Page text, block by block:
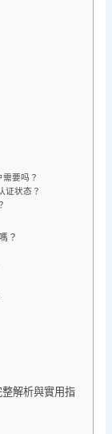
要吗？
证状态？
？
解析與實用指